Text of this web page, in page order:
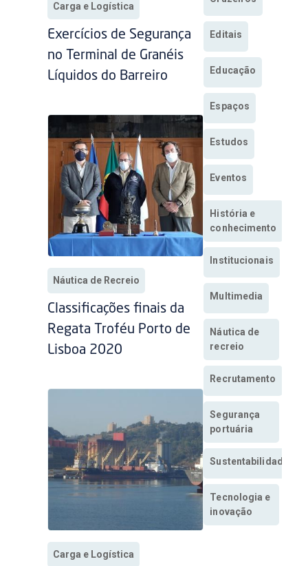
Carga e Logística
Exercícios de Segurança
no Terminal de Granéis
Líquidos do Barreiro
Náutica de Recreio
Classificações finais da
Regata Troféu Porto de
Lisboa 2020
Carga e Logística
Editais
Educação
Espaços
Estudos
Eventos
História e
conhecimento
Institucionais
Multimedia
Náutica de
recreio
Recrutamento
Segurança
portuária
Sustentabilidade
Tecnologia e
inovação